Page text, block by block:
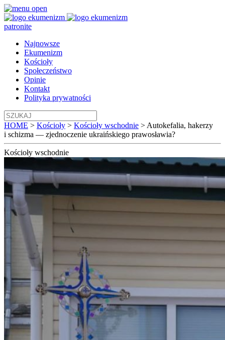
patronite
Najnowsze
Ekumenizm
Kościoły
Społeczeństwo
Opinie
Kontakt
Polityka prywatności
HOME > Kościoły > Kościoły wschodnie > Autokefalia, hakerzy
i schizma — zjednoczenie ukraińskiego prawosławia?
Kościoły wschodnie